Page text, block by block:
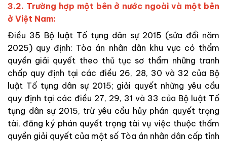
3.2. Trường hợp một bên ở nước ngoài và một bên
ở Việt Nam:
Điều 35 Bộ luật Tố tụng dân sự 2015 (sửa đổi năm
2025) quy định: Tòa án nhân dân khu vực có thẩm
quyền giải quyết theo thủ tục sơ thẩm những tranh
chấp quy định tại các điều 26, 28, 30 và 32 của Bộ
luật Tố tụng dân sự 2015; giải quyết những yêu cầu
quy định tại các điều 27, 29, 31 và 33 của Bộ luật Tố
tụng dân sự 2015, trừ yêu cầu hủy phán quyết trọng
tài, đăng ký phán quyết trọng tài vụ việc thuộc thẩm
quyền giải quyết của một số Tòa án nhân dân cấp tỉnh